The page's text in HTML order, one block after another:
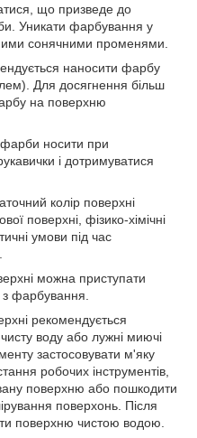
що призведе до
Уникати фарбування у
сонячними променями.
наносити фарбу
Для досягнення більш
на поверхню
фарби носити при
і дотримуватися
колір поверхні
поверхні, фізико-хімічні
умови під час
можна приступати
з фарбування.
рекомендується
воду або лужні миючі
застосовувати м'яку
робочих інструментів,
поверхню або пошкодити
поверхонь. Після
поверхню чистою водою.